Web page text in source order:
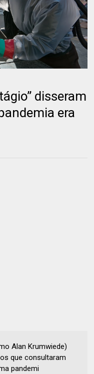
disseram
era
Alan Krumwiede)
que consultaram
pandemi